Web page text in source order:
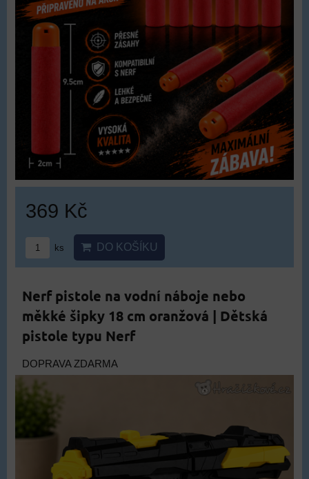
369 Kč
ks DO KOŠÍKU
Nerf pistole na vodní náboje nebo
měkké šipky 18 cm oranžová | Dětská
pistole typu Nerf
DOPRAVA ZDARMA